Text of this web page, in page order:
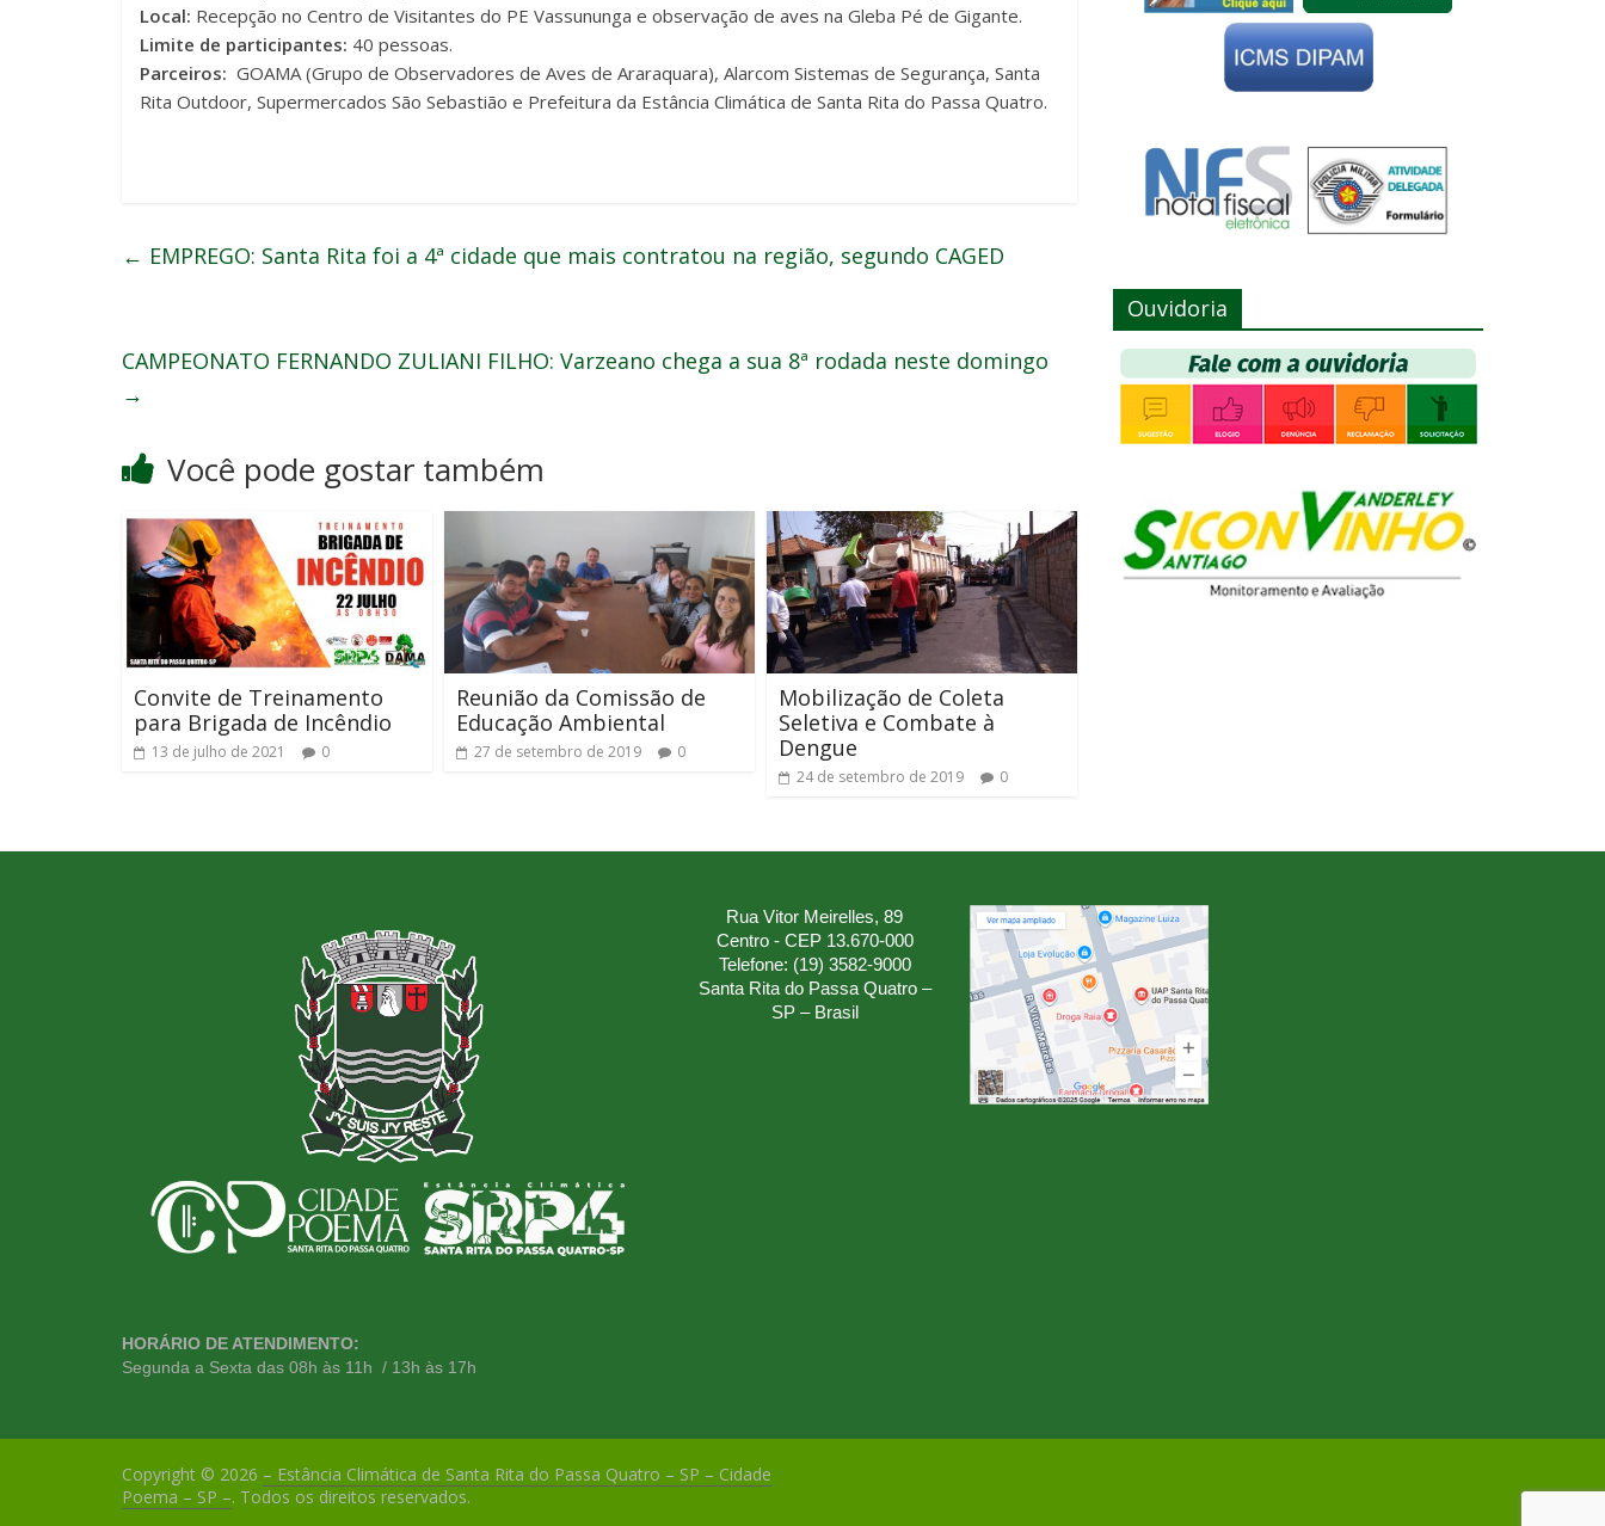
Local: Recepção no Centro de Visitantes do PE Vassununga e observação de aves na Gleba Pé de Gigante.
Limite de participantes: 40 pessoas.
Parceiros: GOAMA (Grupo de Observadores de Aves de Araraquara), Alarcom Sistemas de Segurança, Santa
Rita Outdoor, Supermercados São Sebastião e Prefeitura da Estância Climática de Santa Rita do Passa Quatro.
← EMPREGO: Santa Rita foi a 4ª cidade que mais contratou na região, segundo CAGED
CAMPEONATO FERNANDO ZULIANI FILHO: Varzeano chega a sua 8ª rodada neste domingo
→
Você pode gostar também
Convite de Treinamento
para Brigada de Incêndio
13 de julho de 2021 0
Reunião da Comissão de
Educação Ambiental
27 de setembro de 2019 0
Mobilização de Coleta
Seletiva e Combate à
Dengue
24 de setembro de 2019 0
Ouvidoria
HORÁRIO DE ATENDIMENTO:
Segunda a Sexta das 08h às 11h / 13h às 17h
Rua Vitor Meirelles, 89
Centro - CEP 13.670-000
Telefone: (19) 3582-9000
Santa Rita do Passa Quatro –
SP – Brasil
Copyright © 2026 – Estância Climática de Santa Rita do Passa Quatro – SP – Cidade
Poema – SP –. Todos os direitos reservados.